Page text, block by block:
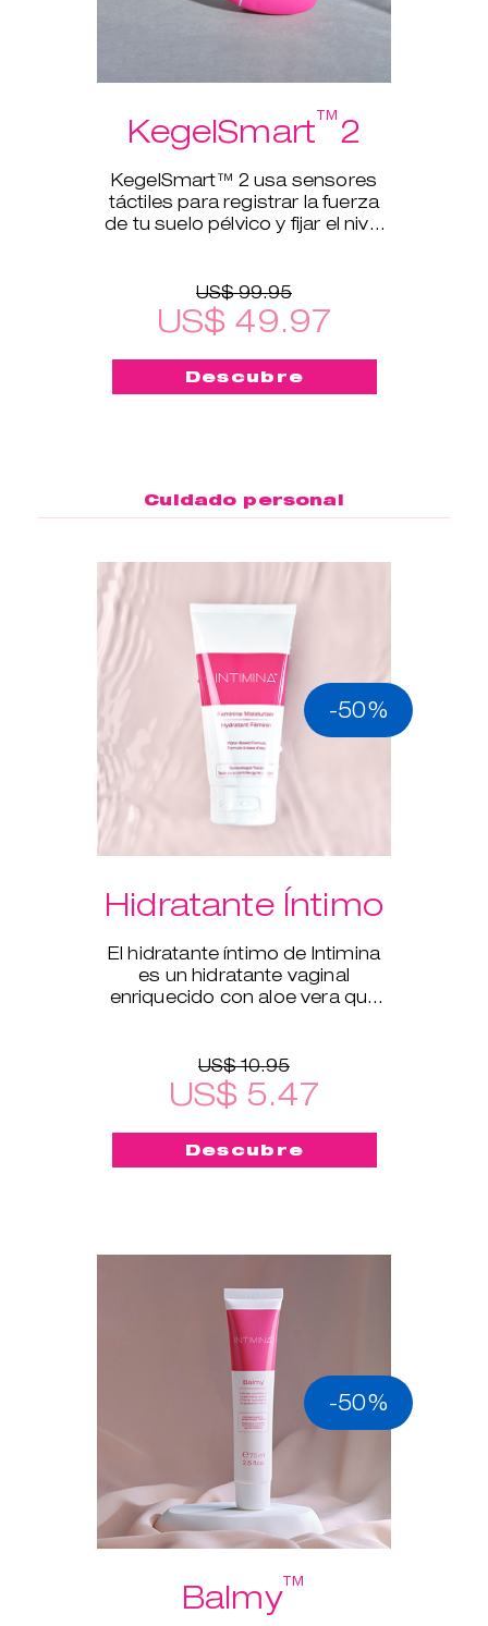
KegelSmart™2
KegelSmart™ 2 usa sensores
táctiles para registrar la fuerza
de tu suelo pélvico y fijar el nivel
US$ 99.95
US$ 49.97
Descubre
Cuidado personal
-50%
Hidratante Íntimo
El hidratante íntimo de Intimina
es un hidratante vaginal
enriquecido con aloe vera que
US$ 10.95
US$ 5.47
Descubre
-50%
Balmy™